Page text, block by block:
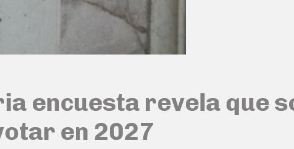
encuesta revela que
en 2027